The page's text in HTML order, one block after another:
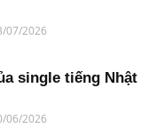
07/2026
single tiếng Nhật
06/2026